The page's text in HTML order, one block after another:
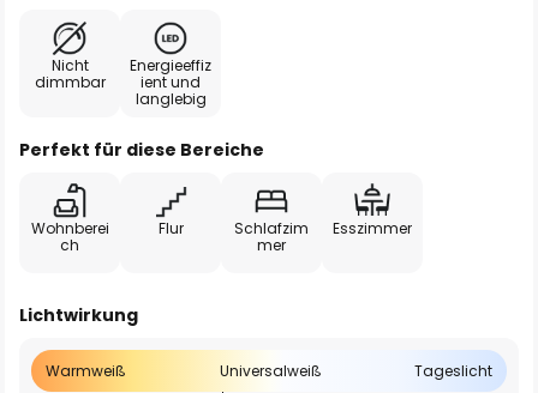
Nicht
dimmbar
Energieeffiz
ient und
langlebig
Perfekt für diese Bereiche
Wohnberei
ch
Flur
Schlafzim
mer
Esszimmer
Lichtwirkung
Warmweiß Universalweiß Tageslicht